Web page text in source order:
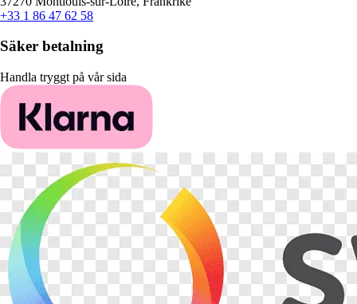
+33 1 86 47 62 58
Säker betalning
Handla tryggt på vår sida